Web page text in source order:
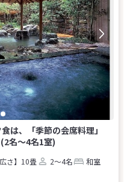
、「季節の会席料理」
名～4名1室)
広さ】10畳 2～4名
和室